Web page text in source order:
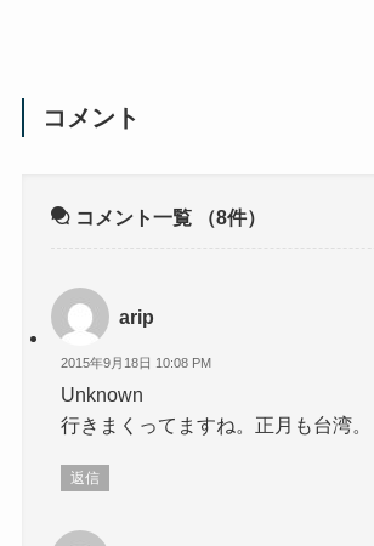
コメント
コメント一覧 （8件）
arip
2015年9月18日 10:08 PM
Unknown
行きまくってますね。正月も台湾。
返信